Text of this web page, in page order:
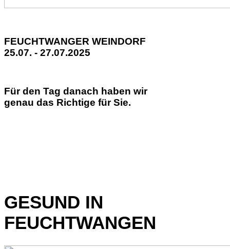
FEUCHTWANGER WEINDORF
25.07. - 27.07.2025
Für den Tag danach haben wir
genau das Richtige für Sie.
GESUND IN
FEUCHTWANGEN